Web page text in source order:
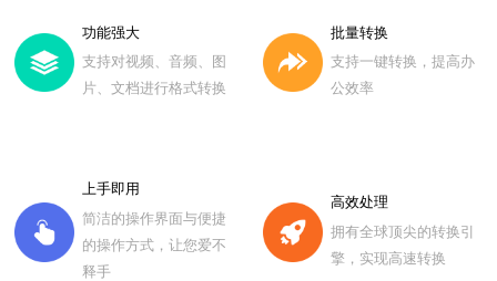
功能强大
支持对视频、音频、图
片、文档进行格式转换
批量转换
支持一键转换，提高办
公效率
上手即用
简洁的操作界面与便捷
的操作方式，让您爱不
释手
高效处理
拥有全球顶尖的转换引
擎，实现高速转换